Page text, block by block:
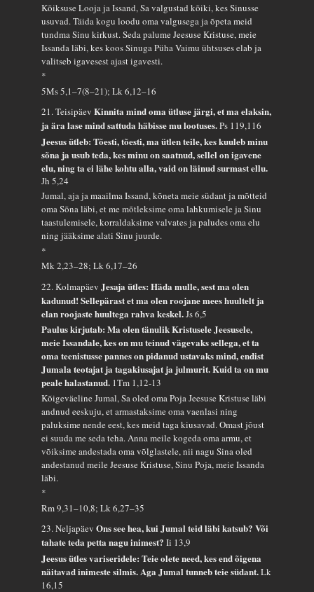
Kõiksuse Looja ja Issand, Sa valgustad kõiki, kes Sinusse
usuvad. Täida kogu loodu oma valgusega ja õpeta meid
tundma Sinu kirkust. Seda palume Jeesuse Kristuse, meie
Issanda läbi, kes koos Sinuga Püha Vaimu ühtsuses elab ja
valitseb igavesest ajast igavesti.
*
5Ms 5,1–7(8–21); Lk 6,12–16
21. TeisipäevKinnita mind oma ütluse järgi, et ma elaksin,
ja ära lase mind sattuda häbisse mu lootuses.Ps 119,116
Jeesus ütleb: Tõesti, tõesti, ma ütlen teile, kes kuuleb minu
sõna ja usub teda, kes minu on saatnud, sellel on igavene
elu, ning ta ei lähe kohtu alla, vaid on läinud surmast ellu.
Jh 5,24
Jumal, aja ja maailma Issand, kõneta meie südant ja mõtteid
oma Sõna läbi, et me mõtleksime oma lahkumisele ja Sinu
taastulemisele, korraldaksime valvates ja paludes oma elu
ning jääksime alati Sinu juurde.
*
Mk 2,23–28; Lk 6,17–26
22. Kolmapäev Jesaja ütles: Häda mulle, sest ma olen
kadunud! Sellepärast et ma olen roojane mees huultelt ja
elan roojaste huultega rahva keskel.Js 6,5
Paulus kirjutab: Ma olen tänulik Kristusele Jeesusele,
meie Issandale, kes on mu teinud vägevaks sellega, et ta
oma teenistusse pannes on pidanud ustavaks mind, endist
Jumala teotajat ja tagakiusajat ja julmurit. Kuid ta on mu
peale halastanud. 1Tm 1,12-13
Kõigeväeline Jumal, Sa oled oma Poja Jeesuse Kristuse läbi
andnud eeskuju, et armastaksime oma vaenlasi ning
paluksime nende eest, kes meid taga kiusavad. Omast jõust
ei suuda me seda teha. Anna meile kogeda oma armu, et
võiksime andestada oma võlglastele, nii nagu Sina oled
andestanud meile Jeesuse Kristuse, Sinu Poja, meie Issanda
läbi.
*
Rm 9,31–10,8; Lk 6,27–35
23. NeljapäevOns see hea, kui Jumal teid läbi katsub? Või
tahate teda petta nagu inimest?Ii 13,9
Jeesus ütles variseridele: Teie olete need, kes end õigena
näitavad inimeste silmis. Aga Jumal tunneb teie südant.Lk
16,15